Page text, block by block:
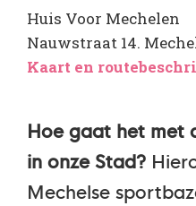
Huis Voor Mechelen
Nauwstraat 14.
Kaart en
Hoe gaat het met
in onze Stad?
Mechelse